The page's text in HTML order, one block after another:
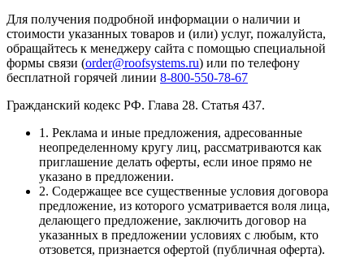
Для получения подробной информации о наличии и
стоимости указанных товаров и (или) услуг, пожалуйста,
обращайтесь к менеджеру сайта с помощью специальной
формы связи (order@roofsystems.ru) или по телефону
бесплатной горячей линии 8-800-550-78-67
Гражданский кодекс РФ. Глава 28. Статья 437.
1. Реклама и иные предложения, адресованные
неопределенному кругу лиц, рассматриваются как
приглашение делать оферты, если иное прямо не
указано в предложении.
2. Содержащее все существенные условия договора
предложение, из которого усматривается воля лица,
делающего предложение, заключить договор на
указанных в предложении условиях с любым, кто
отзовется, признается офертой (публичная оферта).